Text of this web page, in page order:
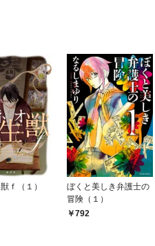
ｆ（１）
ぼくと美しき弁護士の
冒険（１）
792